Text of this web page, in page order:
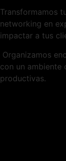
Transformamos
networking en
impactar a tus
Organizamos
con un ambiente
productivas.